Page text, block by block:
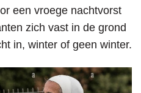
een vroege nachtvorst
zich vast in de grond
in, winter of geen winter.